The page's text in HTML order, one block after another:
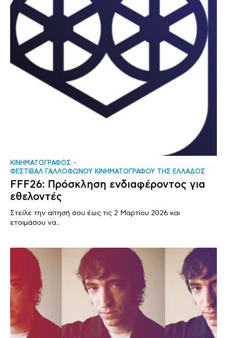
ΚΙΝΗΜΑΤΟΓΡΑΦΟΣ
ΦΕΣΤΙΒΑΛ ΓΑΛΛΟΦΩΝΟΥ ΚΙΝΗΜΑΤΟΓΡΑΦΟΥ ΤΗΣ ΕΛΛΑΔΟΣ
FFF26: Πρόσκληση ενδιαφέροντος για
εθελοντές
Στείλε την αίτησή σου έως τις 2 Μαρτίου 2026 και
ετοιμάσου να..